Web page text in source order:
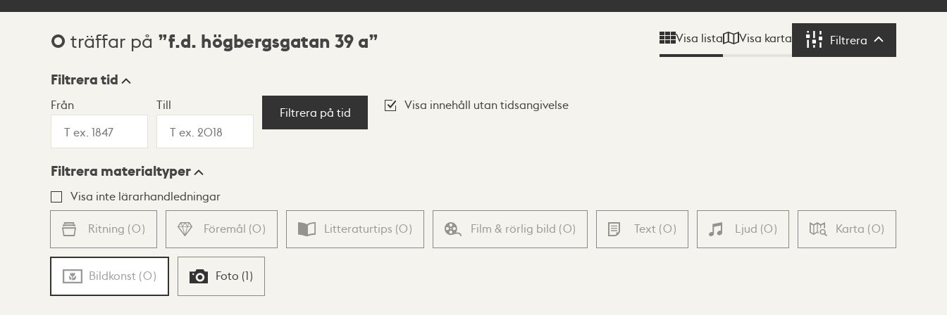
Sökresultat
0 träffar på f.d. högbergsgatan 39 a Visa lista Visa karta Filtrera Filtrera
Visningsläge
Lista Karta
Filtrera tid
Från Till
Filtrera på tid
Visa innehåll utan tidsangivelse
Filtrera materialtyper
Visa inte lärarhandledningar
Ritning (0) Föremål (0) Litteraturtips (0) Film & rörlig bild (0) Text (0) Ljud (0) Karta (0)
Bildkonst (0) Foto (1)